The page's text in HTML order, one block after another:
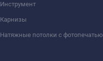
Инструмент
Карнизы
Натяжные потолки с фотопечатью